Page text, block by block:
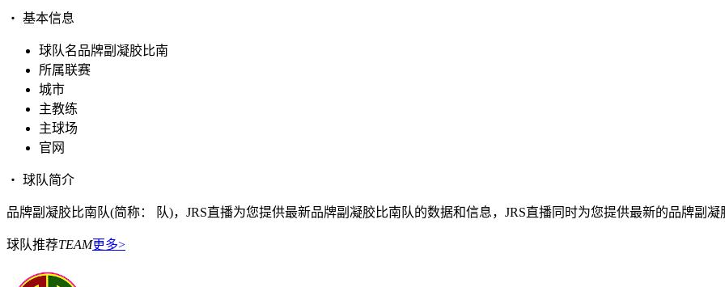
・ 基本信息
球队名品牌副凝胶比南
所属联赛
城市
主教练
主球场
官网
・ 球队简介
品牌副凝胶比南队(简称： 队)，JRS直播为您提供最新品牌副凝胶比南队的数据和信息，JRS直播同时为您提供最新的品牌副凝
球队推荐TEAM更多>